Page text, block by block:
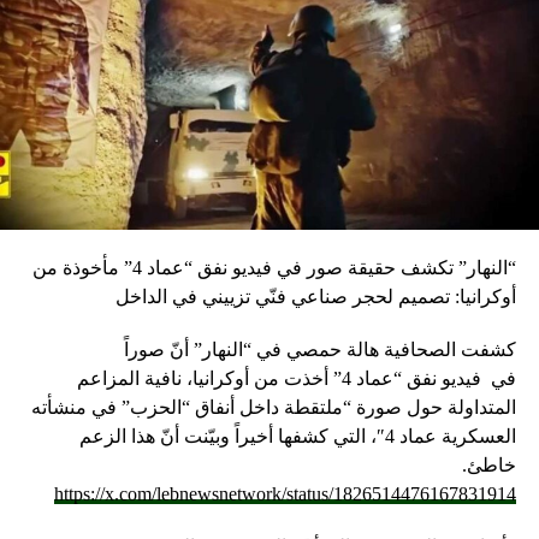
“النهار” تكشف حقيقة صور في فيديو نفق “عماد 4” مأخوذة من
أوكرانيا: تصميم لحجر صناعي فنّي تزييني في الداخل
كشفت الصحافية هالة حمصي في “النهار” أنّ صوراً
في فيديو
نفق “عماد 4” أخذت من أوكرانيا، نافية المزاعم
المتداولة حول صورة “ملتقطة داخل أنفاق “الحزب” في منشأته
العسكرية عماد 4″، التي كشفها أخيراً وبيّنت أنّ هذا الزعم
خاطئ.
https://x.com/lebnewsnetwork/status/1826514476167831914